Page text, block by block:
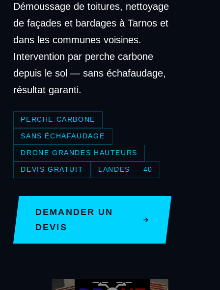
Démoussage de toitures, nettoyage
de façades et bardages à Tarnos et
dans les communes voisines.
Intervention par perche carbone
depuis le sol — sans échafaudage,
résultat garanti.
PERCHE CARBONE
SANS ÉCHAFAUDAGE
DRONE GRANDES HAUTEURS
DEVIS GRATUIT LANDES — 40
DEMANDER UN
DEVIS